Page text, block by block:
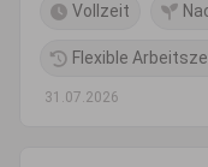
Vollzeit
Flexible
31.07.2026